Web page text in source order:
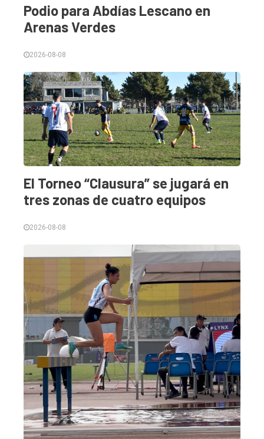
Podio para Abdías Lescano en
Arenas Verdes
2026-08-08
El Torneo “Clausura” se jugará en
tres zonas de cuatro equipos
2026-08-08